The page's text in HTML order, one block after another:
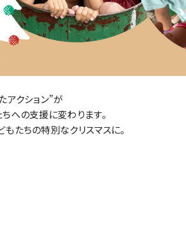
アクション”が
への支援に変わります。
たちの特別なクリスマスに。